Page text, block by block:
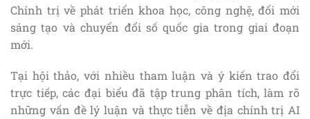
Chính trị về phát triển khoa học, công nghệ, đổi mới
sáng tạo và chuyển đổi số quốc gia trong giai đoạn
mới.
Tại hội thảo, với nhiều tham luận và ý kiến trao đổi
trực tiếp, các đại biểu đã tập trung phân tích, làm rõ
những vấn đề lý luận và thực tiễn về địa chính trị AI